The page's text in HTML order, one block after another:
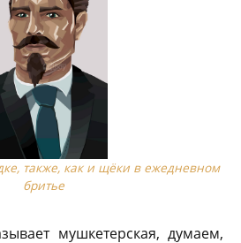
также, как и щёки в ежедневном
бритье
мушкетерская, думаем,